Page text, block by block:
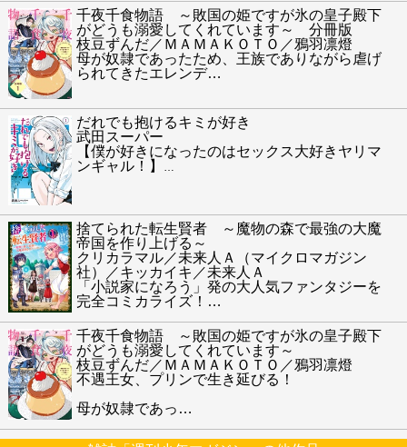
千夜千食物語 ～敗国の姫ですが氷の皇子殿下
がどうも溺愛してくれています～ 分冊版
枝豆ずんだ／ＭＡＭＡＫＯＴＯ／鴉羽凛燈
母が奴隷であったため、王族でありながら虐げ
られてきたエレンデ…
だれでも抱けるキミが好き
武田スーパー
【僕が好きになったのはセックス大好きヤリマ
ンギャル！】
捨てられた転生賢者 ～魔物の森で最強の大魔
帝国を作り上げる～
クリカラマル／未来人Ａ（マイクロマガジン
社）／キッカイキ／未来人Ａ
「小説家になろう」発の大人気ファンタジーを
完全コミカライズ！ …
千夜千食物語 ～敗国の姫ですが氷の皇子殿下
がどうも溺愛してくれています～
枝豆ずんだ／ＭＡＭＡＫＯＴＯ／鴉羽凛燈
不遇王女、プリンで生き延びる！
母が奴隷であっ …